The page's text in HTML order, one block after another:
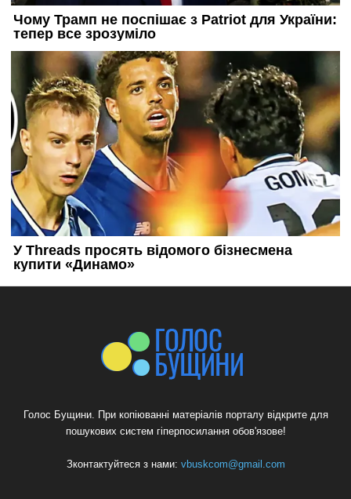
Голос Бущини. При копіюванні матеріалів порталу відкрите для
пошукових систем гіперпосилання обов'язове!
Зконтактуйтеся з нами: vbuskcom@gmail.com